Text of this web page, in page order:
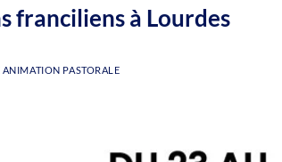
franciliens à Lourdes
ANIMATION PASTORALE